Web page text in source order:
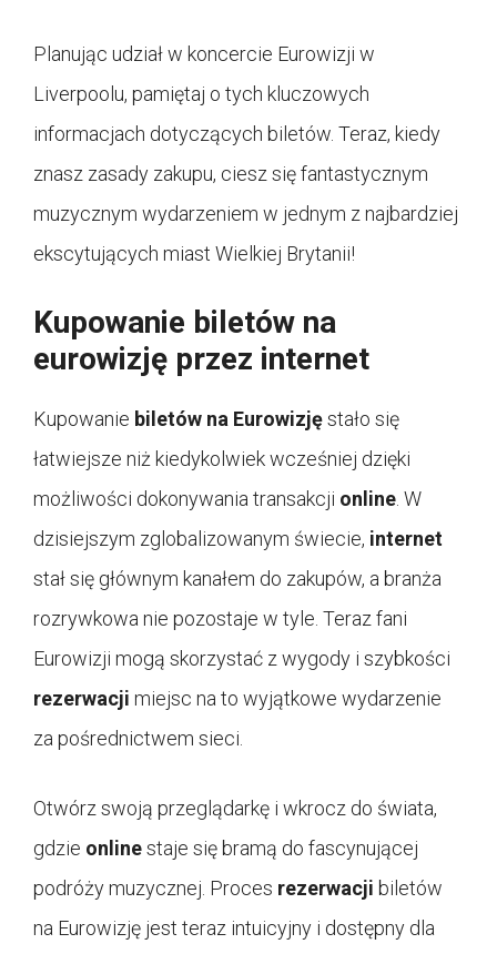
Planując udział w koncercie Eurowizji w
Liverpoolu, pamiętaj o tych kluczowych
informacjach dotyczących biletów. Teraz, kiedy
znasz zasady zakupu, ciesz się fantastycznym
muzycznym wydarzeniem w jednym z najbardziej
ekscytujących miast Wielkiej Brytanii!
Kupowanie biletów na
eurowizję przez internet
Kupowanie biletów na Eurowizjęstało się
łatwiejsze niż kiedykolwiek wcześniej dzięki
możliwości dokonywania transakcji online . W
dzisiejszym zglobalizowanym świecie, internet
stał się głównym kanałem do zakupów, a branża
rozrywkowa nie pozostaje w tyle. Teraz fani
Eurowizji mogą skorzystać z wygody i szybkości
rezerwacji miejsc na to wyjątkowe wydarzenie
za pośrednictwem sieci.
Otwórz swoją przeglądarkę i wkrocz do świata,
gdzie onlinestaje się bramą do fascynującej
podróży muzycznej. Proces rezerwacji biletów
na Eurowizję jest teraz intuicyjny i dostępny dla